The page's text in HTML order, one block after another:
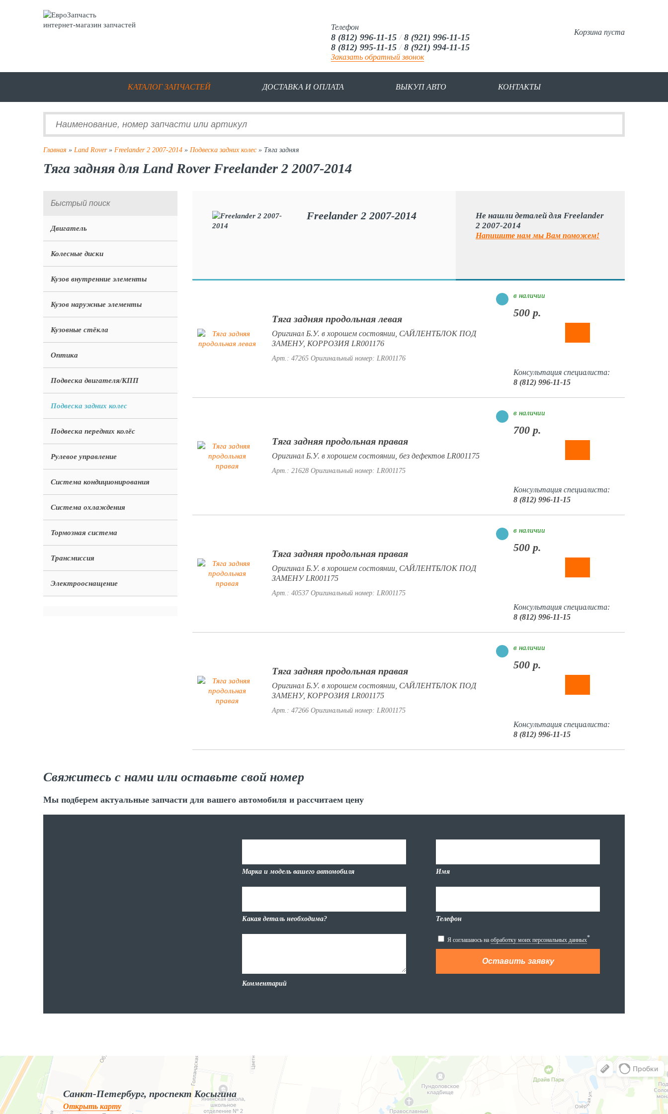
интернет-магазин запчастей
Корзина пуста
Телефон
8 (812) 996-11-15 / 8 (921) 996-11-15
8 (812) 995-11-15 / 8 (921) 994-11-15
Заказать обратный звонок
КАТАЛОГ ЗАПЧАСТЕЙ ДОСТАВКА И ОПЛАТА ВЫКУП АВТО КОНТАКТЫ
Главная » Land Rover» Freelander 2 2007-2014 » Подвеска задних колес » Тяга задняя
Тяга задняя для Land Rover Freelander 2 2007-2014
Двигатель
Колесные диски
Кузов внутренние элементы
Кузов наружные элементы
Кузовные стёкла
Оптика
Подвеска двигателя/КПП
Подвеска задних колес
Подвеска передних колёс
Рулевое управление
Система кондиционирования
Система охлаждения
Тормозная система
Трансмиссия
Электрооснащение
Freelander 2 2007-2014
Не нашли деталей для Freelander
2 2007-2014
Напишите нам мы Вам поможем!
Тяга задняя продольная левая
Оригинал Б.У. в хорошем состоянии, САЙЛЕНТБЛОК ПОД
ЗАМЕНУ, КОРРОЗИЯ LR001176
Арт.: 47265 Оригинальный номер: LR001176
в наличии
500 р.
Консультация специалиста:
8 (812) 996-11-15
Тяга задняя продольная правая
Оригинал Б.У. в хорошем состоянии, без дефектов LR001175
Арт.: 21628 Оригинальный номер: LR001175
в наличии
700 р.
Консультация специалиста:
8 (812) 996-11-15
Тяга задняя продольная правая
Оригинал Б.У. в хорошем состоянии, САЙЛЕНТБЛОК ПОД
ЗАМЕНУ LR001175
Арт.: 40537 Оригинальный номер: LR001175
в наличии
500 р.
Консультация специалиста:
8 (812) 996-11-15
Тяга задняя продольная правая
Оригинал Б.У. в хорошем состоянии, САЙЛЕНТБЛОК ПОД
ЗАМЕНУ, КОРРОЗИЯ LR001175
Арт.: 47266 Оригинальный номер: LR001175
в наличии
500 р.
Консультация специалиста:
8 (812) 996-11-15
Свяжитесь с нами или оставьте свой номер
Мы подберем актуальные запчасти для вашего автомобиля и рассчитаем цену
Марка и модель вашего автомобиля
Какая деталь необходима?
Комментарий
Имя
Телефон
Я соглашаюсь на обработку моих персональных данных*
Яндекс.Карты
Яндекс.Карты — поиск мест и адресов, городской транспорт
Санкт-Петербург, проспект Косыгина
Открыть карту